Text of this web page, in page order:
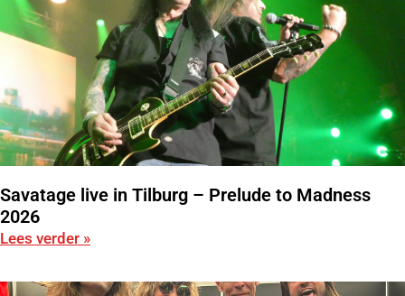
Savatage live in Tilburg – Prelude to Madness
2026
Lees verder »